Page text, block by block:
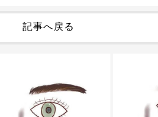
記事へ戻る